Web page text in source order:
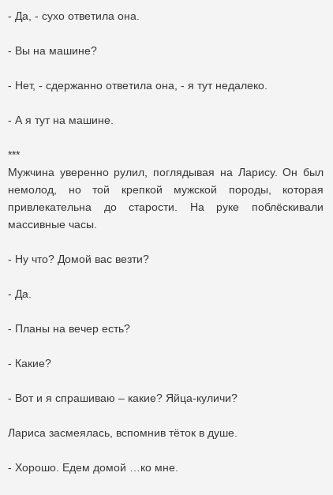
- Да, - сухо ответила она.
- Вы на машине?
- Нет, - сдержанно ответила она, - я тут недалеко.
- А я тут на машине.
***
Мужчина уверенно рулил, поглядывая на Ларису. Он был
немолод, но той крепкой мужской породы, которая
привлекательна до старости. На руке поблёскивали
массивные часы.
- Ну что? Домой вас везти?
- Да.
- Планы на вечер есть?
- Какие?
- Вот и я спрашиваю – какие? Яйца-куличи?
Лариса засмеялась, вспомнив тёток в душе.
- Хорошо. Едем домой …ко мне.